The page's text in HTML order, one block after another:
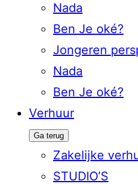
Nada
Ben Je oké?
Jongeren
Nada
Ben Je oké?
Verhuur
Ga terug
Zakelijke
STUDIO’S